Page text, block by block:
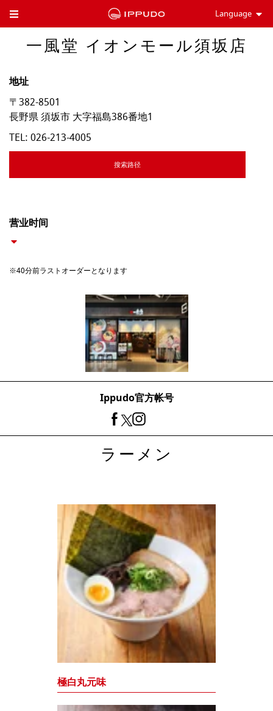
Toggle Header Menu Language
一風堂 イオンモール須坂店
地址
〒382-8501
長野県須坂市 大字福島386番地1
TEL: 026-213-4005
搜索路径
营业时间
※40分前ラストオーダーとなります
Ippudo官方帐号
ラーメン
極白丸元味